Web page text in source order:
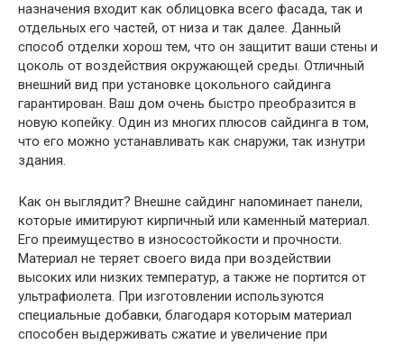
назначения входит как облицовка всего фасада, так и
отдельных его частей, от низа и так далее. Данный
способ отделки хорош тем, что он защитит ваши стены и
цоколь от воздействия окружающей среды. Отличный
внешний вид при установке цокольного сайдинга
гарантирован. Ваш дом очень быстро преобразится в
новую копейку. Один из многих плюсов сайдинга в том,
что его можно устанавливать как снаружи, так изнутри
здания.
Как он выглядит? Внешне сайдинг напоминает панели,
которые имитируют кирпичный или каменный материал.
Его преимущество в износостойкости и прочности.
Материал не теряет своего вида при воздействии
высоких или низких температур, а также не портится от
ультрафиолета. При изготовлении используются
специальные добавки, благодаря которым материал
способен выдерживать сжатие и увеличение при